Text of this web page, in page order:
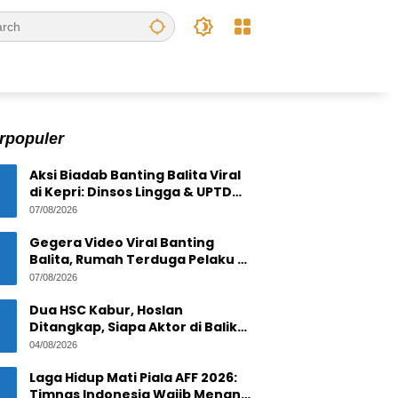
Aksi Biadab Banting Balita Viral
di Kepri: Dinsos Lingga & UPTD
PPPA Tanjungpinang Lacak
07/08/2026
Gegera Video Viral Banting
Balita, Rumah Terduga Pelaku di
Bintan Residence
07/08/2026
Dua HSC Kabur, Hoslan
Ditangkap, Siapa Aktor di Balik
1,6 Ton Timah Ilegal di Pulau
04/08/2026
Laga Hidup Mati Piala AFF 2026:
Timnas Indonesia Wajib Menang